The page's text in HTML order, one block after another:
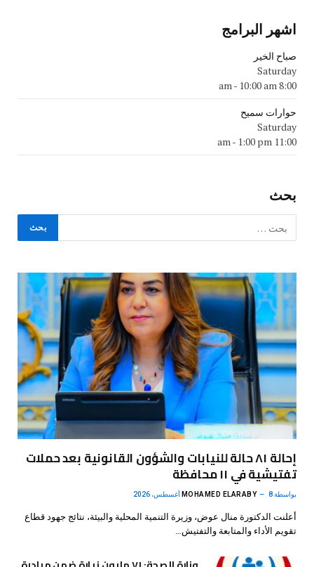
اشهر البرامج
صباح الخير
Saturday
8:00 am
- 10:00 am
حوارات سميح
Saturday
11:00 am
- 1:00 pm
بحث
إحالة ٨١ حالة للنيابات والشؤون القانونية بعد حملات
تفتيشية في ١١ محافظة
بواسطة MOHAMED ELARABY 8 أغسطس، 2026
أعلنت الدكتورة منال عوض، وزيرة التنمية المحلية والبيئة، نتائج جهود قطاع
تقويم الأداء والمتابعة والتفتيش…